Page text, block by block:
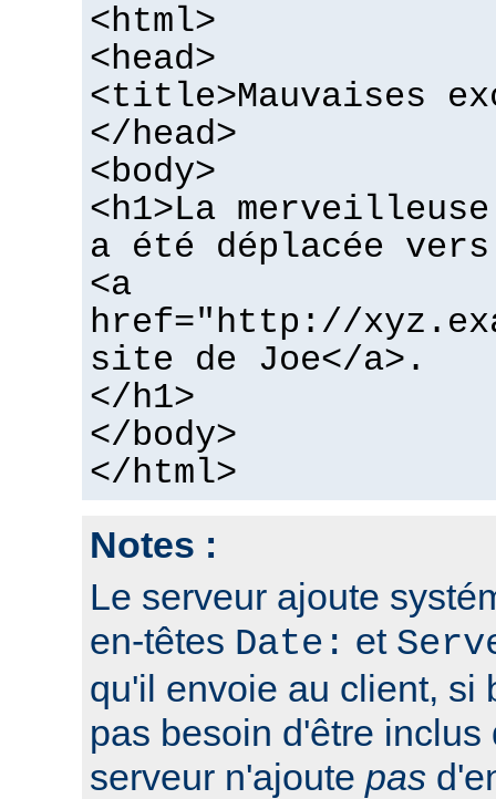
<html>
<head>
<title>Mauvaises
</head>
<body>
<h1>La
a été déplacée vers
<a
href="http://
site de Joe</a>.
</h1>
</body>
</html>
Notes :
Le serveur ajoute
en-têtes Date: et
qu'il envoie au client, si
pas besoin d'être inclus
serveur n'ajoute pas